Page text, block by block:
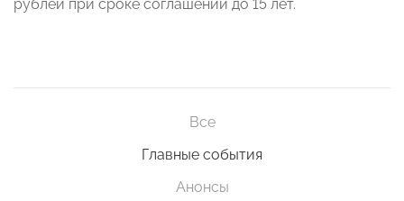
рублей при сроке соглашений до 15 лет.
Все
Главные события
Анонсы